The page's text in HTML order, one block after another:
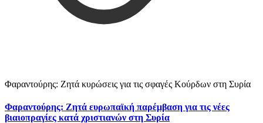
Φαραντούρης: Ζητά κυρώσεις για τις σφαγές Κούρδων στη Συρία
Φαραντούρης: Ζητά ευρωπαϊκή παρέμβαση για τις νέες
βιαιοπραγίες κατά χριστιανών στη Συρία